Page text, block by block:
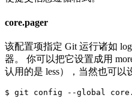
core.pager
该配置项指定 Git 运行诸如
器。 你可以把它设置成用
认用的是 less），当然也可以